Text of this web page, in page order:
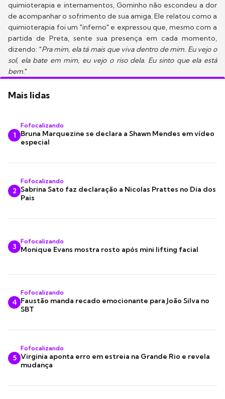
quimioterapia e internamentos, Gominho não escondeu a dor
de acompanhar o sofrimento de sua amiga. Ele relatou como a
quimioterapia foi um "inferno" e expressou que, mesmo com a
partida de Preta, sente sua presença em cada momento,
dizendo: "Pra mim, ela tá mais que viva dentro de mim. Eu vejo o
sol, ela bate em mim, eu vejo o riso dela. Eu sinto que ela está
bem."
Mais lidas
1
Fofocalizando
Bruna Marquezine se declara a Shawn Mendes em vídeo
especial
2
Fofocalizando
Sabrina Sato faz declaração a Nicolas Prattes no Dia dos
Pais
3
Fofocalizando
Monique Evans mostra rosto após mini lifting facial
4
Fofocalizando
Faustão manda recado emocionante para João Silva no
SBT
5
Fofocalizando
Virginia aponta erro em estreia na Grande Rio e revela
mudança